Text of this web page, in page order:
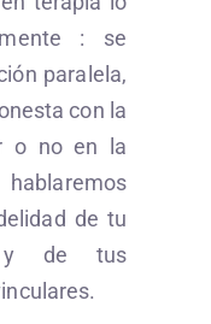
: se
paralela,
con la
o no en la
hablaremos
de tu
y de tus